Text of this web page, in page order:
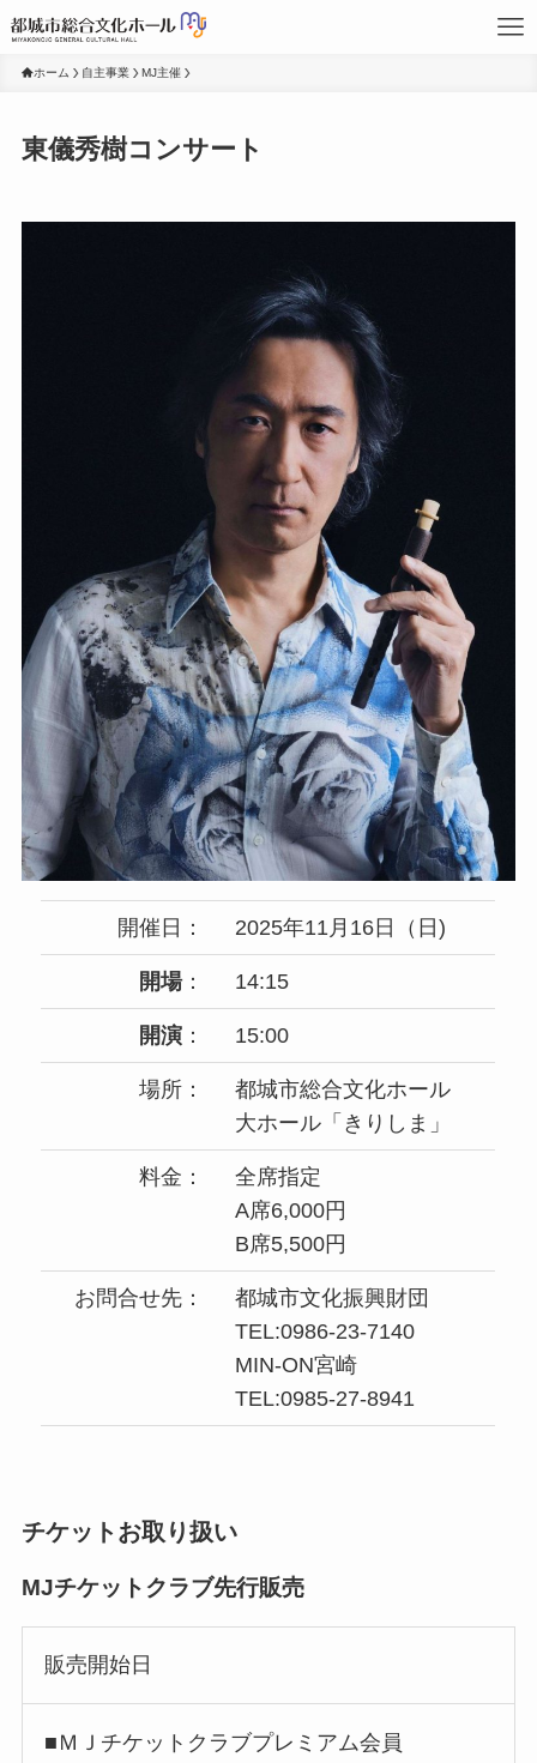
ホーム 自主事業 MJ主催
東儀秀樹コンサート
開催日： 2025年11月16日（日)
開場： 14:15
開演： 15:00
場所：
都城市総合文化ホール
大ホール「きりしま」
料金：
全席指定
A席6,000円
B席5,500円
お問合せ先：
都城市文化振興財団
TEL:0986-23-7140
MIN-ON宮崎
TEL:0985-27-8941
チケットお取り扱い
MJチケットクラブ先行販売
販売開始日
■ＭＪチケットクラブプレミアム会員